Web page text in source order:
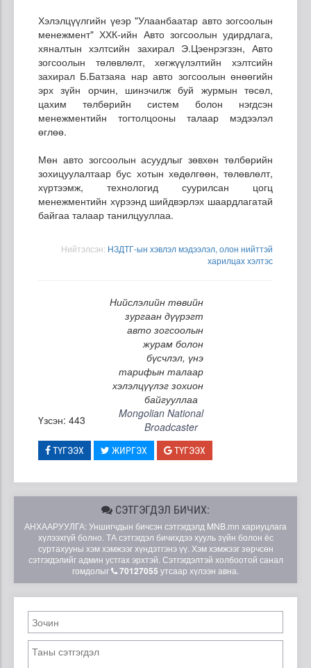
Хэлэлцүүлгийн үеэр "Улаанбаатар авто зогсоолын
менежмент" ХХК-ийн Авто зогсоолын удирдлага,
хяналтын хэлтсийн захирал Э.Цэенрэгзэн, Авто
зогсоолын төлөвлөлт, хөгжүүлэлтийн хэлтсийн
захирал Б.Батзаяа нар авто зогсоолын өнөөгийн
эрх зүйн орчин, шинэчилж буй журмын төсөл,
цахим төлбөрийн систем болон нэгдсэн
менежментийн тогтолцооны талаар мэдээлэл
өглөө.
Мөн авто зогсоолын асуудлыг зөвхөн төлбөрийн
зохицуулалтаар бус хотын хөдөлгөөн, төлөвлөлт,
хүртээмж, технологид суурилсан цогц
менежментийн хүрээнд шийдвэрлэх шаардлагатай
байгаа талаар танилцууллаа.
Нийтэлсэн: НЗДТГ-ын хэвлэл мэдээлэл, олон нийттэй
харилцах хэлтэс
Нийслэлийн төвийн
зургаан дүүрэгт
авто зогсоолын
журам болон
бүсчлэл, үнэ
тарифын талаар
хэлэлцүүлэг зохион
байгууллаа
Үзсэн: 443
Mongolian National
Broadcaster
ТҮГЭЭХ ЖИРГЭХ ТҮГЭЭХ
СЭТГЭГДЭЛ БИЧИХ:
АНХААРУУЛГА: Уншигчдын бичсэн сэтгэгдэлд MNB.mn хариуцлага
хүлээхгүй болно. ТА сэтгэгдэл бичихдээ хууль зүйн болон ёс
суртахууны хэм хэмжээг хүндэтгэнэ үү. Хэм хэмжээг зөрчсөн
сэтгэгдэлийг админ устгах эрхтэй. Сэтгэгдэлтэй холбоотой санал
гомдолыг
70127055 утсаар хүлээн авна.